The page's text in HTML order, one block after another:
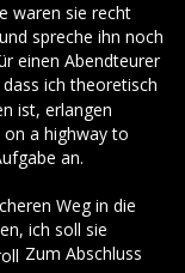
waren sie recht
spreche ihn noch
einen Abendteurer
ich theoretisch
ist, erlangen
on a highway to
an.
Weg in die
ich soll sie
Zum Abschluss